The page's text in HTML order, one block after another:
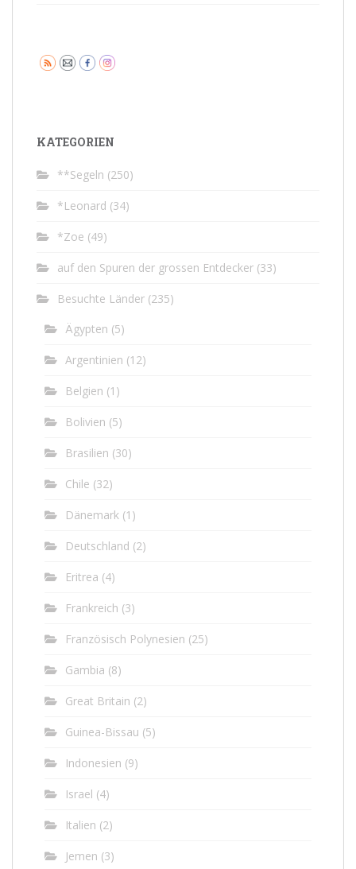
KATEGORIEN
**Segeln (250)
*Leonard (34)
*Zoe (49)
auf den Spuren der grossen Entdecker (33)
Besuchte Länder (235)
Ägypten (5)
Argentinien (12)
Belgien (1)
Bolivien (5)
Brasilien (30)
Chile (32)
Dänemark (1)
Deutschland (2)
Eritrea (4)
Frankreich (3)
Französisch Polynesien (25)
Gambia (8)
Great Britain (2)
Guinea-Bissau (5)
Indonesien (9)
Israel (4)
Italien (2)
Jemen (3)